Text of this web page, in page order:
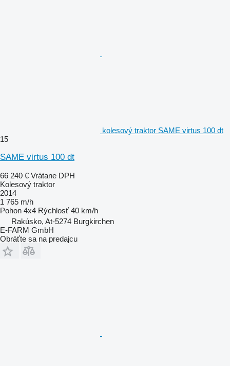
kolesový traktor SAME virtus 100 dt
15
SAME virtus 100 dt
66 240 € Vrátane DPH
Kolesový traktor
2014
1 765 m/h
Pohon 4x4 Rýchlosť 40 km/h
Rakúsko, At-5274 Burgkirchen
E-FARM GmbH
Obráťte sa na predajcu